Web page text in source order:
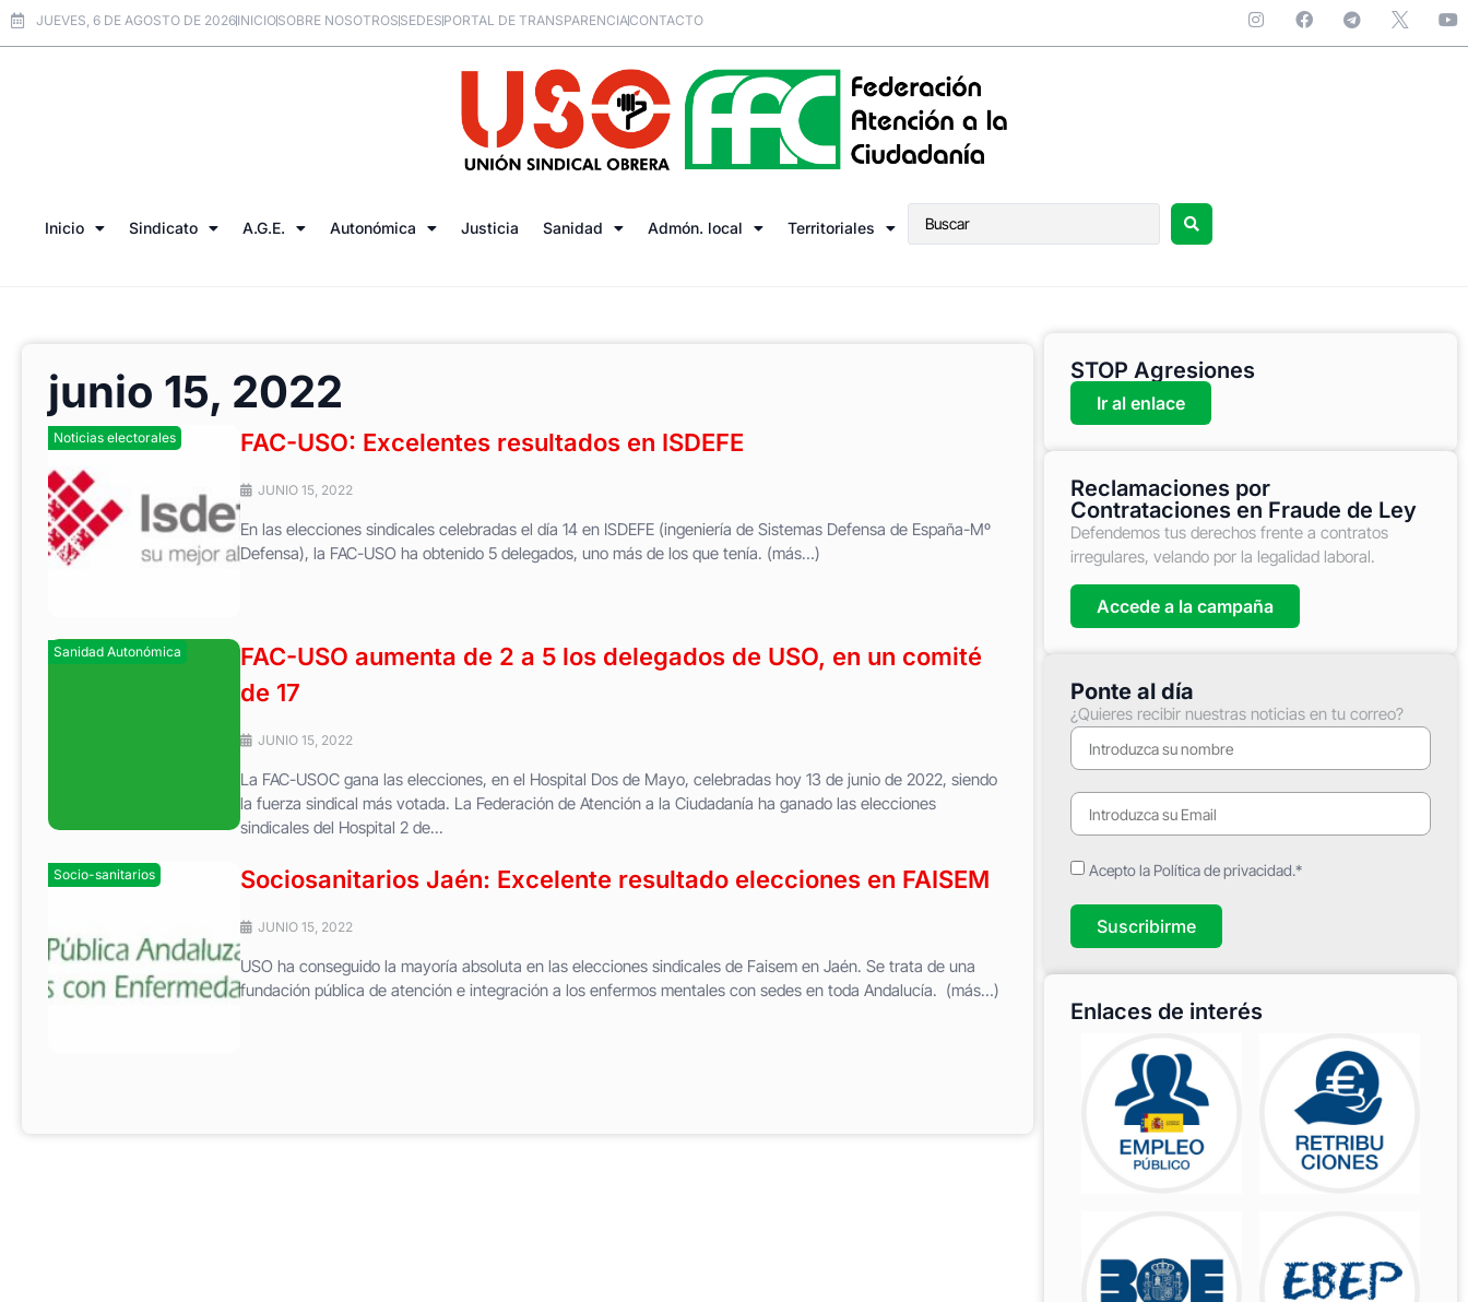
JUEVES, 6 DE AGOSTO DE 2026INICIOSOBRE NOSOTROSSEDESPORTAL DE TRANSPARENCIACONTACTO
Inicio Sindicato A.G.E. Autonómica Justicia Sanidad Admón. local Territoriales
junio 15, 2022
Noticias electorales FAC-USO: Excelentes resultados en ISDEFE
JUNIO 15, 2022
En las elecciones sindicales celebradas el día 14 en ISDEFE (ingeniería de Sistemas Defensa de España-Mº
Defensa), la FAC-USO ha obtenido 5 delegados, uno más de los que tenía. (más…)
Sanidad Autonómica
FAC-USO aumenta de 2 a 5 los delegados de USO, en un comité
de 17
JUNIO 15, 2022
La FAC-USOC gana las elecciones, en el Hospital Dos de Mayo, celebradas hoy 13 de junio de 2022, siendo
la fuerza sindical más votada. La Federación de Atención a la Ciudadanía ha ganado las elecciones
sindicales del Hospital 2 de...
Socio-sanitarios Sociosanitarios Jaén: Excelente resultado elecciones en FAISEM
JUNIO 15, 2022
USO ha conseguido la mayoría absoluta en las elecciones sindicales de Faisem en Jaén. Se trata de una
fundación pública de atención e integración a los enfermos mentales con sedes en toda Andalucía. (más…)
STOP Agresiones
Ir al enlace
Reclamaciones por
Contrataciones en Fraude de Ley
Defendemos tus derechos frente a contratos
irregulares, velando por la legalidad laboral.
Accede a la campaña
Ponte al día
¿Quieres recibir nuestras noticias en tu correo?
Acepto la Política de privacidad.*
Suscribirme
Enlaces de interés